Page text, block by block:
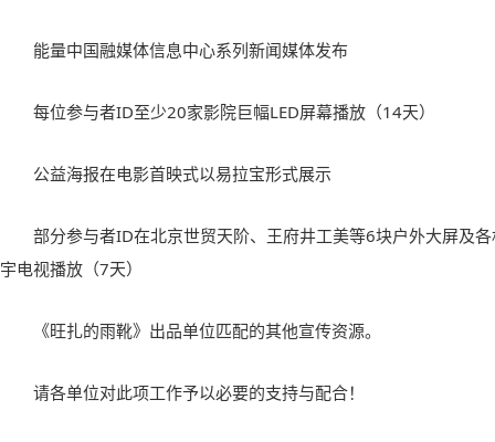
能量中国融媒体信息中心系列新闻媒体发布
每位参与者ID至少20家影院巨幅LED屏幕播放（14天）
公益海报在电影首映式以易拉宝形式展示
部分参与者ID在北京世贸天阶、王府井工美等6块户外大屏及
宇电视播放（7天）
《旺扎的雨靴》出品单位匹配的其他宣传资源。
请各单位对此项工作予以必要的支持与配合！